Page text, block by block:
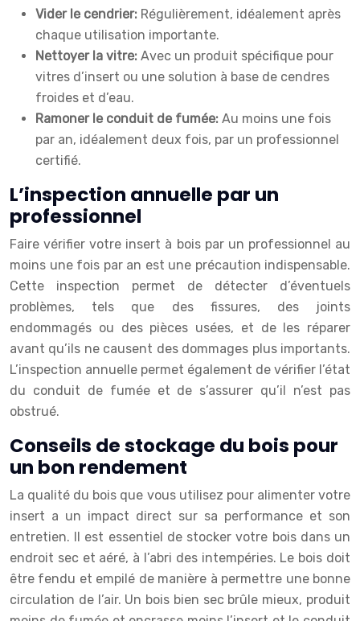
Vider le cendrier: Régulièrement, idéalement après
chaque utilisation importante.
Nettoyer la vitre: Avec un produit spécifique pour
vitres d’insert ou une solution à base de cendres
froides et d’eau.
Ramoner le conduit de fumée: Au moins une fois
par an, idéalement deux fois, par un professionnel
certifié.
L’inspection annuelle par un
professionnel
Faire vérifier votre insert à bois par un professionnel au
moins une fois par an est une précaution indispensable.
Cette inspection permet de détecter d’éventuels
problèmes, tels que des fissures, des joints
endommagés ou des pièces usées, et de les réparer
avant qu’ils ne causent des dommages plus importants.
L’inspection annuelle permet également de vérifier l’état
du conduit de fumée et de s’assurer qu’il n’est pas
obstrué.
Conseils de stockage du bois pour
un bon rendement
La qualité du bois que vous utilisez pour alimenter votre
insert a un impact direct sur sa performance et son
entretien. Il est essentiel de stocker votre bois dans un
endroit sec et aéré, à l’abri des intempéries. Le bois doit
être fendu et empilé de manière à permettre une bonne
circulation de l’air. Un bois bien sec brûle mieux, produit